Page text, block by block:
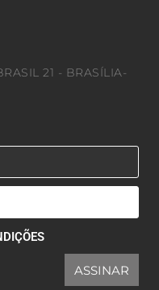
21 - BRASÍLIA-
ASSINAR